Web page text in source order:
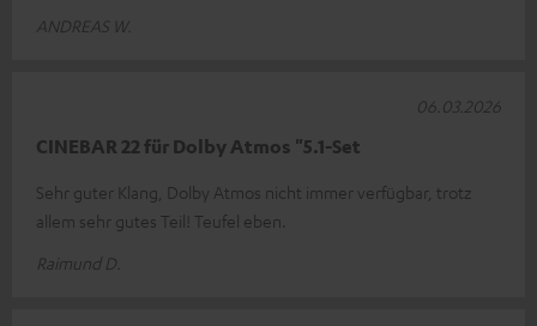
ANDREAS W.
CINEBAR 22 für Dolby Atmos "5.1-Set
Sehr guter Klang, Dolby Atmos nicht immer verfügbar, trotz
allem sehr gutes Teil! Teufel eben.
Raimund D.
06.03.2026